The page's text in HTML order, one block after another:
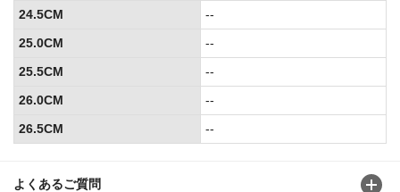
よくあるご質問
24.5CM
--
25.0CM
--
25.5CM
--
26.0CM
--
26.5CM
--